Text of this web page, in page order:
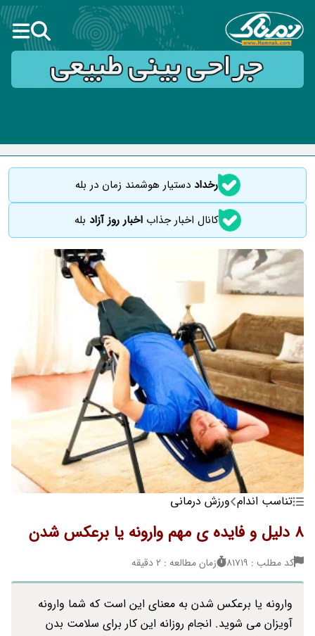
رخداددستیار هوشمند زمان در بله
کانال اخبار جذاباخبار روز آزاد بله
تناسب اندام ورزش درمانی
8 دلیل و فایده ی مهم وارونه یا برعکس شدن
کد مطلب : 81719 زمان مطالعه : 2 دقیقه
وارونه یا برعکس شدن به معنای این است که شما وارونه
آویزان می شوید. انجام روزانه این کار برای سلامت بدن